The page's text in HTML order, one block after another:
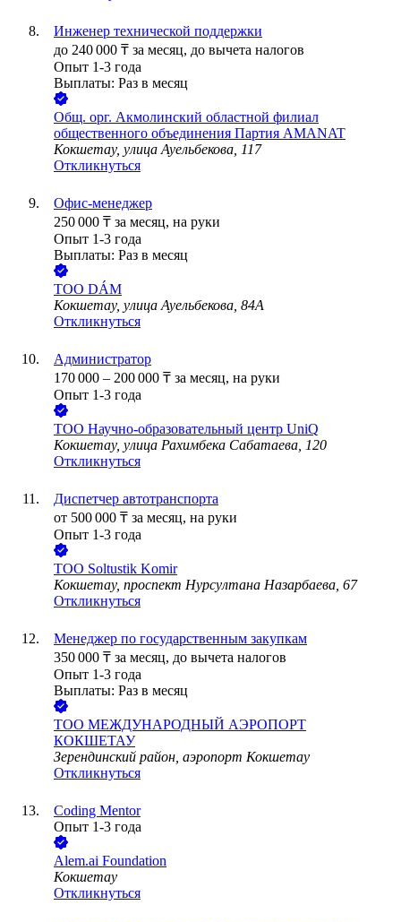
Инженер технической поддержки
до 240 000 ₸ за месяц, до вычета налогов
Опыт 1-3 года
Выплаты: Раз в месяц
Общ. орг. Акмолинский областной филиал
общественного объединения Партия AMANAT
Кокшетау, улица Ауельбекова, 117
Откликнуться
Офис-менеджер
250 000 ₸ за месяц, на руки
Опыт 1-3 года
Выплаты: Раз в месяц
ТОО DÁМ
Кокшетау, улица Ауельбекова, 84А
Откликнуться
Администратор
170 000 – 200 000 ₸ за месяц, на руки
Опыт 1-3 года
ТОО Научно-образовательный центр UniQ
Кокшетау, улица Рахимбека Сабатаева, 120
Откликнуться
Диспетчер автотранспорта
от 500 000 ₸ за месяц, на руки
Опыт 1-3 года
ТОО Soltustik Komir
Кокшетау, проспект Нурсултана Назарбаева, 67
Откликнуться
Менеджер по государственным закупкам
350 000 ₸ за месяц, до вычета налогов
Опыт 1-3 года
Выплаты: Раз в месяц
ТОО МЕЖДУНАРОДНЫЙ АЭРОПОРТ
КОКШЕТАУ
Зерендинский район, аэропорт Кокшетау
Откликнуться
Coding Mentor
Опыт 1-3 года
Alem.ai Foundation
Кокшетау
Откликнуться